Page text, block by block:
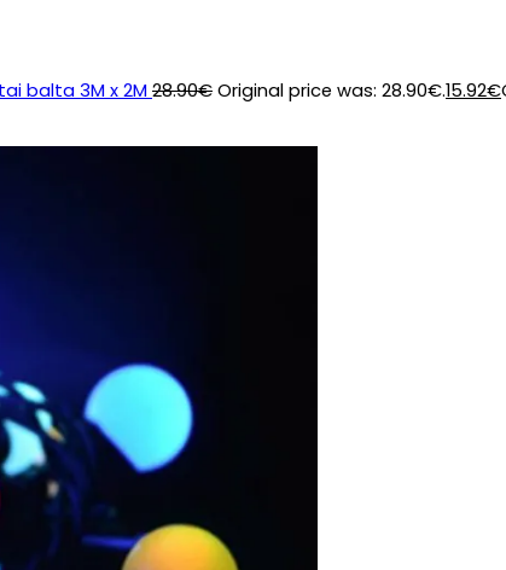
balta 3M x 2M28.90€ Original price was: 28.90€.15.92€